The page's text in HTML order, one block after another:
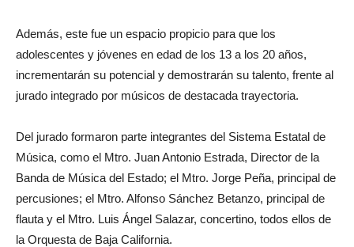
Además, este fue un espacio propicio para que los
adolescentes y jóvenes en edad de los 13 a los 20 años,
incrementarán su potencial y demostrarán su talento, frente al
jurado integrado por músicos de destacada trayectoria.
Del jurado formaron parte integrantes del Sistema Estatal de
Música, como el Mtro. Juan Antonio Estrada, Director de la
Banda de Música del Estado; el Mtro. Jorge Peña, principal de
percusiones; el Mtro. Alfonso Sánchez Betanzo, principal de
flauta y el Mtro. Luis Ángel Salazar, concertino, todos ellos de
la Orquesta de Baja California.